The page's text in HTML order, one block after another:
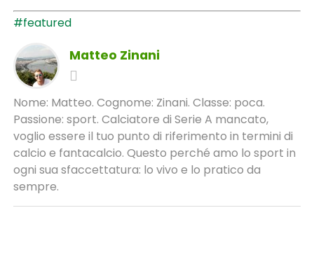
#featured
Matteo Zinani
Nome: Matteo. Cognome: Zinani. Classe: poca.
Passione: sport. Calciatore di Serie A mancato,
voglio essere il tuo punto di riferimento in termini di
calcio e fantacalcio. Questo perché amo lo sport in
ogni sua sfaccettatura: lo vivo e lo pratico da
sempre.